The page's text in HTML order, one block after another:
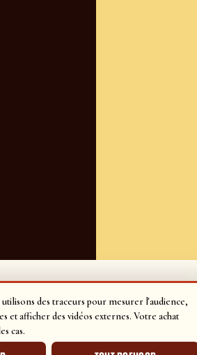
des traceurs pour mesurer l'audience,
et afficher des vidéos externes. Votre achat
cas.